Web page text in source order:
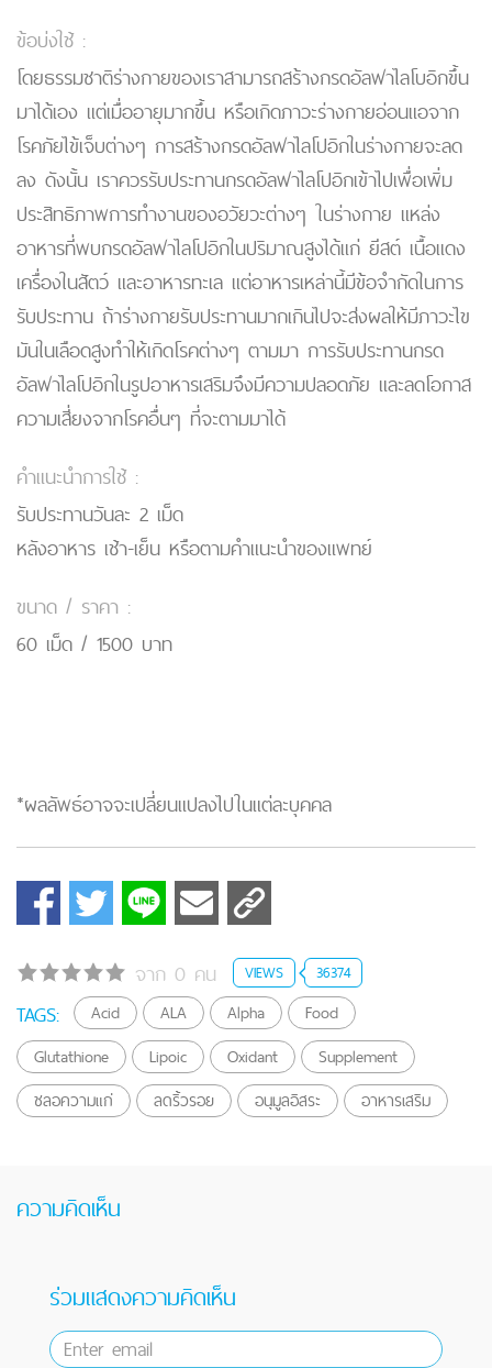
ข้อบ่งใช้ :
โดยธรรมชาติร่างกายของเราสามารถสร้างกรดอัลฟาไลโบอิกขึ้น
มาได้เอง แต่เมื่ออายุมากขึ้น หรือเกิดภาวะร่างกายอ่อนแอจาก
โรคภัยไข้เจ็บต่างๆ การสร้างกรดอัลฟาไลโปอิกในร่างกายจะลด
ลง ดังนั้น เราควรรับประทานกรดอัลฟาไลโปอิกเข้าไปเพื่อเพิ่ม
ประสิทธิภาพการทำงานของอวัยวะต่างๆ ในร่างกาย แหล่ง
อาหารที่พบกรดอัลฟาไลโปอิกในปริมาณสูงได้แก่ ยีสต์ เนื้อแดง
เครื่องในสัตว์ และอาหารทะเล แต่อาหารเหล่านี้มีข้อจำกัดในการ
รับประทาน ถ้าร่างกายรับประทานมากเกินไปจะส่งผลให้มีภาวะไข
มันในเลือดสูงทำให้เกิดโรคต่างๆ ตามมา การรับประทานกรด
อัลฟาไลโปอิกในรูปอาหารเสริมจึงมีความปลอดภัย และลดโอกาส
ความเสี่ยงจากโรคอื่นๆ ที่จะตามมาได้
คำแนะนำการใช้ :
รับประทานวันละ 2 เม็ด
หลังอาหาร เช้า-เย็น หรือตามคำแนะนำของแพทย์
ขนาด / ราคา :
60 เม็ด / 1500 บาท
*ผลลัพธ์อาจจะเปลี่ยนแปลงไปในแต่ละบุคคล
จาก 0 คน VIEWS 36374
TAGS: Acid ALA Alpha
Food
Glutathione
Lipoic Oxidant
Supplement
ชลอความแก่
ลดริ้วรอย อนุมูลอิสระ อาหารเสริม
ความคิดเห็น
ร่วมแสดงความคิดเห็น